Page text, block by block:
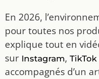
En 2026,
pour toutes nos
explique tout en
sur Instagram, TikTok
accompagnés d’un